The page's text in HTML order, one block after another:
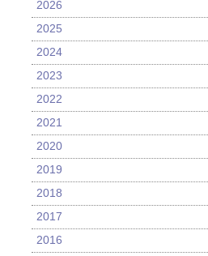
2026
2025
2024
2023
2022
2021
2020
2019
2018
2017
2016